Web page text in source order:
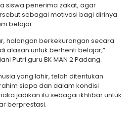
siswa penerima zakat, agar
sebagai motivasi bagi dirinya
belajar.
halangan berkekurangan secara
alasan untuk berhenti belajar,”
Putri guru BK MAN 2 Padang.
yang lahir, telah ditentukan
siapa dan dalam kondisi
jadikan itu sebagai ikhtibar untuk
berprestasi.